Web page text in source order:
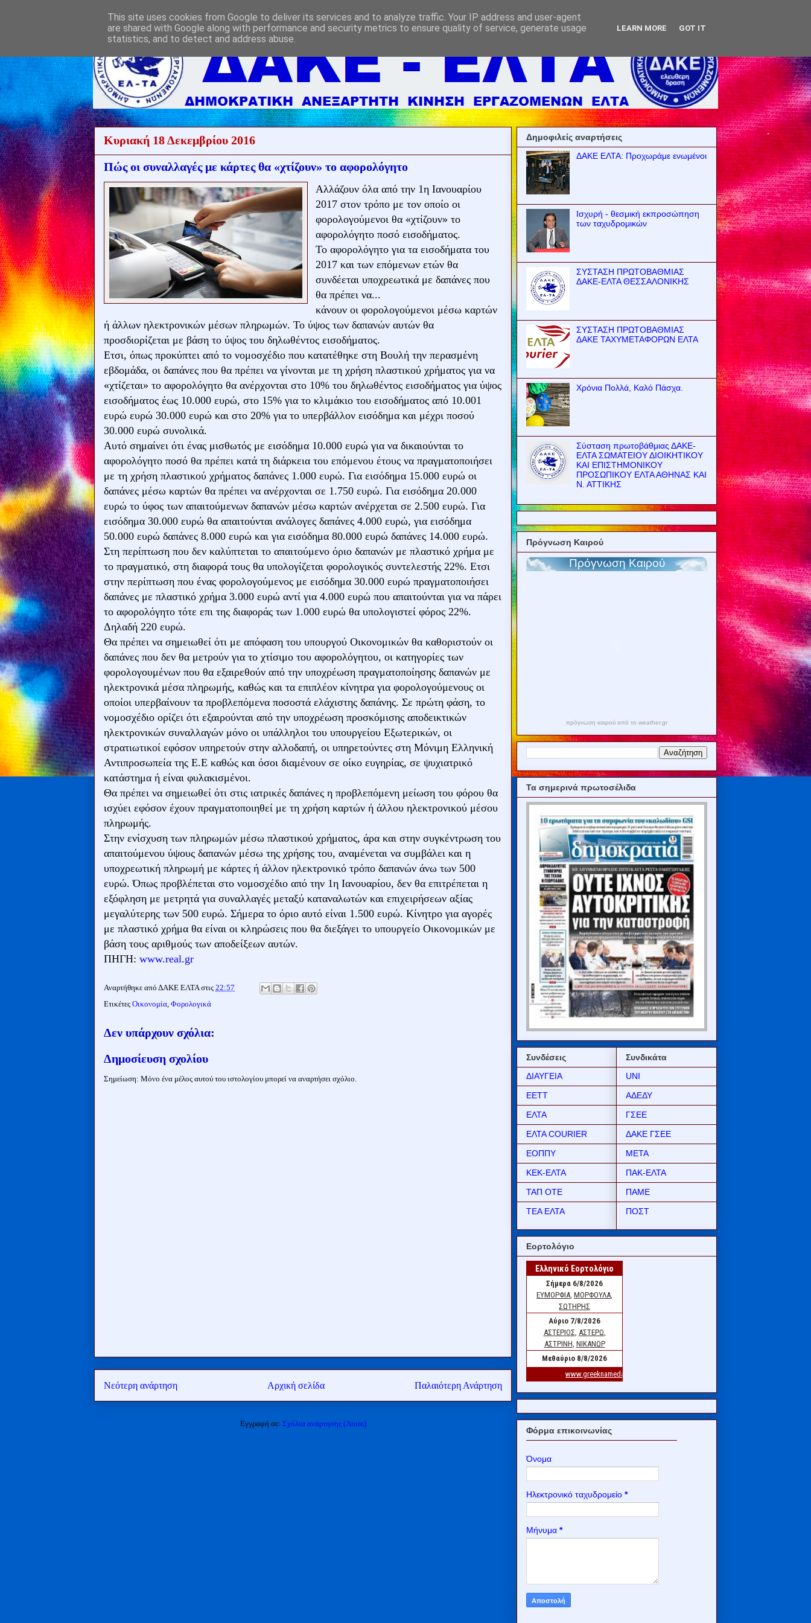
Κυριακή 18 Δεκεμβρίου 2016
Πώς οι συναλλαγές με κάρτες θα «χτίζουν» το αφορολόγητο
Aλλάζουν όλα από την 1η Ιανουαρίου
2017 στον τρόπο με τον οποίο οι
φορολογούμενοι θα «χτίζουν» το
αφορολόγητο ποσό εισοδήματος.
Το αφορολόγητο για τα εισοδήματα του
2017 και των επόμενων ετών θα
συνδέεται υποχρεωτικά με δαπάνες που
θα πρέπει να...
κάνουν οι φορολογούμενοι μέσω καρτών
ή άλλων ηλεκτρονικών μέσων πληρωμών. Το ύψος των δαπανών αυτών θα
προσδιορίζεται με βάση το ύψος του δηλωθέντος εισοδήματος.
Ετσι, όπως προκύπτει από το νομοσχέδιο που κατατέθηκε στη Βουλή την περασμένη
εβδομάδα, οι δαπάνες που θα πρέπει να γίνονται με τη χρήση πλαστικού χρήματος για να
«χτίζεται» το αφορολόγητο θα ανέρχονται στο 10% του δηλωθέντος εισοδήματος για ύψος
εισοδήματος έως 10.000 ευρώ, στο 15% για το κλιμάκιο του εισοδήματος από 10.001
ευρώ ευρώ 30.000 ευρώ και στο 20% για το υπερβάλλον εισόδημα και μέχρι ποσού
30.000 ευρώ συνολικά.
Αυτό σημαίνει ότι ένας μισθωτός με εισόδημα 10.000 ευρώ για να δικαιούνται το
αφορολόγητο ποσό θα πρέπει κατά τη διάρκεια του επόμενου έτους να πραγματοποιήσει
με τη χρήση πλαστικού χρήματος δαπάνες 1.000 ευρώ. Για εισόδημα 15.000 ευρώ οι
δαπάνες μέσω καρτών θα πρέπει να ανέρχονται σε 1.750 ευρώ. Για εισόδημα 20.000
ευρώ το ύφος των απαιτούμενων δαπανών μέσω καρτών ανέρχεται σε 2.500 ευρώ. Για
εισόδημα 30.000 ευρώ θα απαιτούνται ανάλογες δαπάνες 4.000 ευρώ, για εισόδημα
50.000 ευρώ δαπάνες 8.000 ευρώ και για εισόδημα 80.000 ευρώ δαπάνες 14.000 ευρώ.
Στη περίπτωση που δεν καλύπτεται το απαιτούμενο όριο δαπανών με πλαστικό χρήμα με
το πραγματικό, στη διαφορά τους θα υπολογίζεται φορολογικός συντελεστής 22%. Ετσι
στην περίπτωση που ένας φορολογούμενος με εισόδημα 30.000 ευρώ πραγματοποιήσει
δαπάνες με πλαστικό χρήμα 3.000 ευρώ αντί για 4.000 ευρώ που απαιτούνται για να πάρει
το αφορολόγητο τότε επι της διαφοράς των 1.000 ευρώ θα υπολογιστεί φόρος 22%.
Δηλαδή 220 ευρώ.
Θα πρέπει να σημειωθεί ότι με απόφαση του υπουργού Οικονομικών θα καθοριστούν οι
δαπάνες που δεν θα μετρούν για το χτίσιμο του αφορολόγητου, οι κατηγορίες των
φορολογουμένων που θα εξαιρεθούν από την υποχρέωση πραγματοποίησης δαπανών με
ηλεκτρονικά μέσα πληρωμής, καθώς και τα επιπλέον κίνητρα για φορολογούμενους οι
οποίοι υπερβαίνουν τα προβλεπόμενα ποσοστά ελάχιστης δαπάνης. Σε πρώτη φάση, το
νομοσχέδιο ορίζει ότι εξαιρούνται από την υποχρέωση προσκόμισης αποδεικτικών
ηλεκτρονικών συναλλαγών μόνο οι υπάλληλοι του υπουργείου Εξωτερικών, οι
στρατιωτικοί εφόσον υπηρετούν στην αλλοδαπή, οι υπηρετούντες στη Μόνιμη Ελληνική
Αντιπροσωπεία της Ε.Ε καθώς και όσοι διαμένουν σε οίκο ευγηρίας, σε ψυχιατρικό
κατάστημα ή είναι φυλακισμένοι.
Θα πρέπει να σημειωθεί ότι στις ιατρικές δαπάνες η προβλεπόμενη μείωση του φόρου θα
ισχύει εφόσον έχουν πραγματοποιηθεί με τη χρήση καρτών ή άλλου ηλεκτρονικού μέσου
πληρωμής.
Στην ενίσχυση των πληρωμών μέσω πλαστικού χρήματος, άρα και στην συγκέντρωση του
απαιτούμενου ύψους δαπανών μέσω της χρήσης του, αναμένεται να συμβάλει και η
υποχρεωτική πληρωμή με κάρτες ή άλλον ηλεκτρονικό τρόπο δαπανών άνω των 500
ευρώ. Όπως προβλέπεται στο νομοσχέδιο από την 1η Ιανουαρίου, δεν θα επιτρέπεται η
εξόφληση με μετρητά για συναλλαγές μεταξύ καταναλωτών και επιχειρήσεων αξίας
μεγαλύτερης των 500 ευρώ. Σήμερα το όριο αυτό είναι 1.500 ευρώ. Κίνητρο για αγορές
με πλαστικό χρήμα θα είναι οι κληρώσεις που θα διεξάγει το υπουργείο Οικονομικών με
βάση τους αριθμούς των αποδείξεων αυτών.
ΠΗΓΗ: www.real.gr
Αναρτήθηκε από ΔΑΚΕ ΕΛΤΑ στις 22:57
Ετικέτες Οικονομία, Φορολογικά
Δεν υπάρχουν σχόλια:
Δημοσίευση σχολίου
Σημείωση: Μόνο ένα μέλος αυτού του ιστολογίου μπορεί να αναρτήσει σχόλιο.
Νεότερη ανάρτηση Παλαιότερη Ανάρτηση
Αρχική σελίδα
Εγγραφή σε: Σχόλια ανάρτησης (Atom)
Δημοφιλείς αναρτήσεις
ΔΑΚΕ ΕΛΤΑ: Προχωράμε ενωμένοι
Ισχυρή - θεσμική εκπροσώπηση
των ταχυδρομικών
ΣΥΣΤΑΣΗ ΠΡΩΤΟΒΑΘΜΙΑΣ
ΔΑΚΕ-ΕΛΤΑ ΘΕΣΣΑΛΟΝΙΚΗΣ
ΣΥΣΤΑΣΗ ΠΡΩΤΟΒΑΘΜΙΑΣ
ΔΑΚΕ ΤΑΧΥΜΕΤΑΦΟΡΩΝ ΕΛΤΑ
Χρόνια Πολλά, Καλό Πάσχα.
Σύσταση πρωτοβάθμιας ΔΑΚΕ-
ΕΛΤΑ ΣΩΜΑΤΕΙΟΥ ΔΙΟΙΚΗΤΙΚΟΥ
ΚΑΙ ΕΠΙΣΤΗΜΟΝΙΚΟΥ
ΠΡΟΣΩΠΙΚΟΥ ΕΛΤΑ ΑΘΗΝΑΣ ΚΑΙ
Ν. ΑΤΤΙΚΗΣ
Πρόγνωση Καιρού
πρόγνωση καιρού από το weather.gr
Τα σημερινά πρωτοσέλιδα
Συνδέσεις
ΔΙΑΥΓΕΙΑ
ΕΕΤΤ
ΕΛΤΑ
ΕΛΤΑ COURIER
ΕΟΠΠΥ
ΚΕΚ-ΕΛΤΑ
ΤΑΠ ΟΤΕ
ΤΕΑ ΕΛΤΑ
Συνδικάτα
UNI
ΑΔΕΔΥ
ΓΣΕΕ
ΔΑΚΕ ΓΣΕΕ
ΜΕΤΑ
ΠΑΚ-ΕΛΤΑ
ΠΑΜΕ
ΠΟΣΤ
Εορτολόγιο
Φόρμα επικοινωνίας
Όνομα
Ηλεκτρονικό ταχυδρομείο *
Μήνυμα *
This site uses cookies from Google to deliver its services and to analyze traffic. Your IP address and user-agent
are shared with Google along with performance and security metrics to ensure quality of service, generate usage
statistics, and to detect and address abuse.
LEARN MORE GOT IT